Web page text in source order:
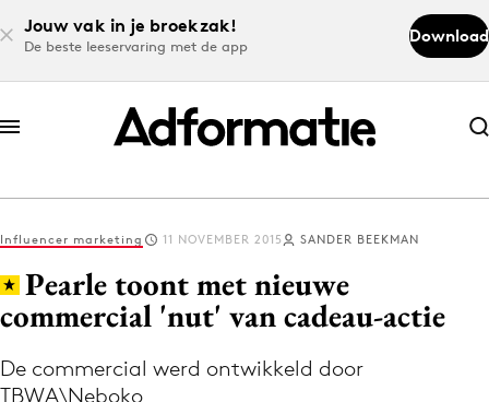
Jouw vak in je broekzak!
De beste leeservaring met de app
Download
Abonneer nu
Abonneer nu
Log in
Volg het laatste nieuws via de Adformatie
Influencer marketing 11 NOVEMBER 2015 SANDER BEEKMAN
Pearle toont met nieuwe
commercial 'nut' van cadeau-actie
De commercial werd ontwikkeld door
TBWA\Neboko